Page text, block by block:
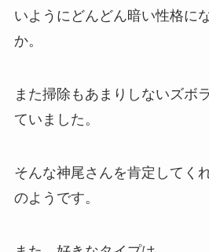
いようにどんどん暗い性格に
か。
また掃除もあまりしないズボ
ていました。
そんな神尾さんを肯定してく
のようです。